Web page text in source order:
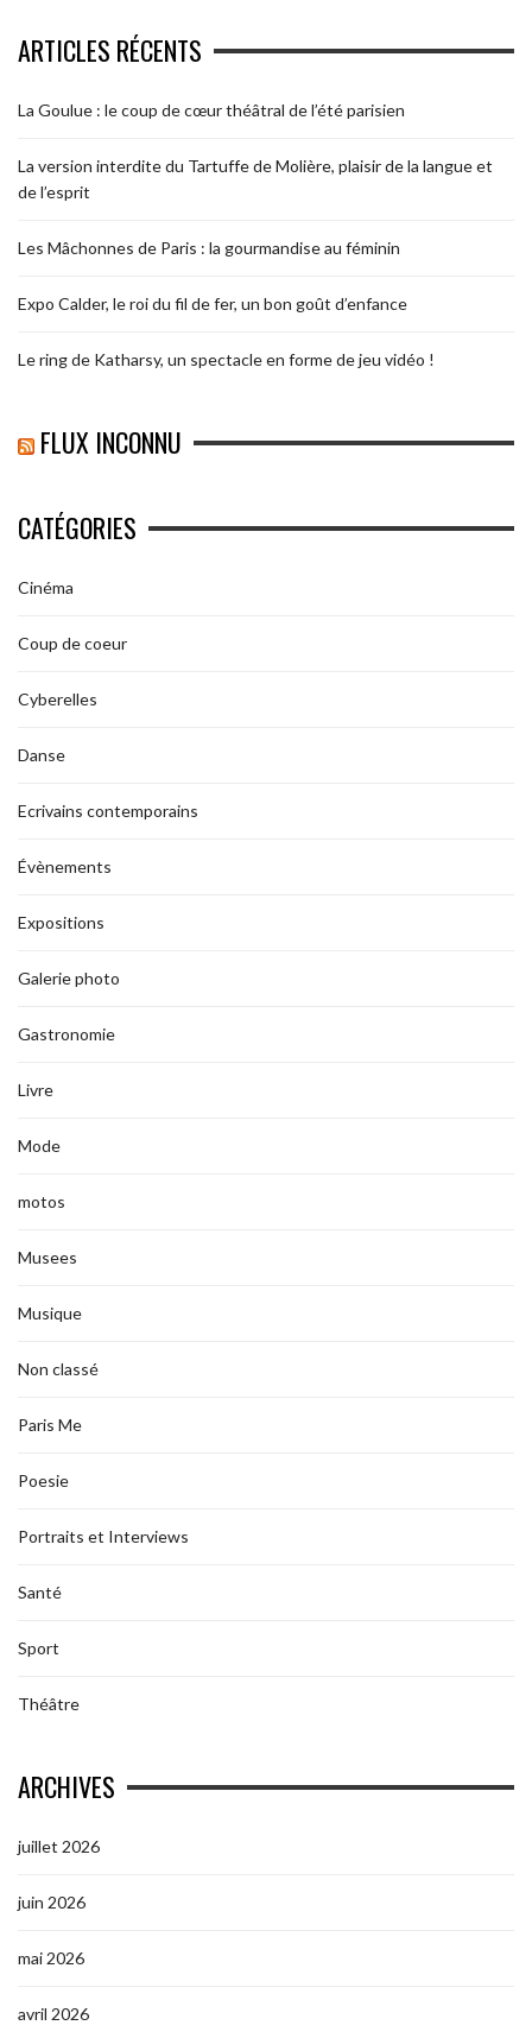
ARTICLES RÉCENTS
La Goulue : le coup de cœur théâtral de l’été parisien
La version interdite du Tartuffe de Molière, plaisir de la langue et
de l’esprit
Les Mâchonnes de Paris : la gourmandise au féminin
Expo Calder, le roi du fil de fer, un bon goût d’enfance
Le ring de Katharsy, un spectacle en forme de jeu vidéo !
FLUX INCONNU
CATÉGORIES
Cinéma
Coup de coeur
Cyberelles
Danse
Ecrivains contemporains
Évènements
Expositions
Galerie photo
Gastronomie
Livre
Mode
motos
Musees
Musique
Non classé
Paris Me
Poesie
Portraits et Interviews
Santé
Sport
Théâtre
ARCHIVES
juillet 2026
juin 2026
mai 2026
avril 2026